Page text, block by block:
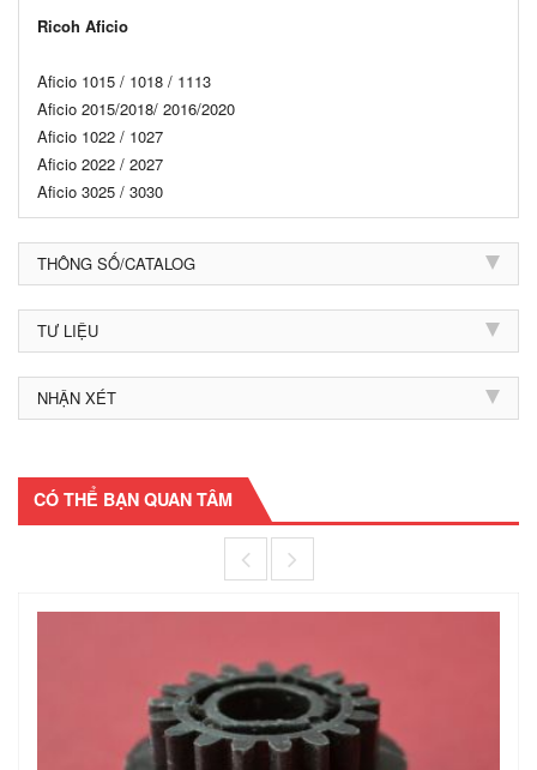
Ricoh Aficio
Aficio 1015 / 1018 / 1113
Aficio 2015/2018/ 2016/2020
Aficio 1022 / 1027
Aficio 2022 / 2027
Aficio 3025 / 3030
THÔNG SỐ/CATALOG
TƯ LIỆU
NHẬN XÉT
CÓ THỂ BẠN QUAN TÂM